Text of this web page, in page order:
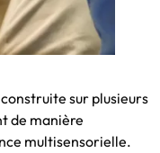
sur plusieurs
de manière
multisensorielle.